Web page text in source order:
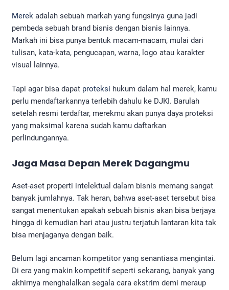
Merek adalah sebuah markah yang fungsinya guna jadi
pembeda sebuah brand bisnis dengan bisnis lainnya.
Markah ini bisa punya bentuk macam-macam, mulai dari
tulisan, kata-kata, pengucapan, warna, logo atau karakter
visual lainnya.
Tapi agar bisa dapat proteksi hukum dalam hal merek, kamu
perlu mendaftarkannya terlebih dahulu ke DJKI. Barulah
setelah resmi terdaftar, merekmu akan punya daya proteksi
yang maksimal karena sudah kamu daftarkan
perlindungannya.
Jaga Masa Depan Merek Dagangmu
Aset-aset properti intelektual dalam bisnis memang sangat
banyak jumlahnya. Tak heran, bahwa aset-aset tersebut bisa
sangat menentukan apakah sebuah bisnis akan bisa berjaya
hingga di kemudian hari atau justru terjatuh lantaran kita tak
bisa menjaganya dengan baik.
Belum lagi ancaman kompetitor yang senantiasa mengintai.
Di era yang makin kompetitif seperti sekarang, banyak yang
akhirnya menghalalkan segala cara ekstrim demi meraup